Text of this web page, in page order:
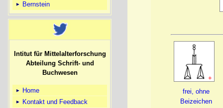
Bernstein
Intitut für Mittelalterforschung
Abteilung Schrift- und
Buchwesen
Home
Kontakt und Feedback
+
frei, ohne
Beizeichen